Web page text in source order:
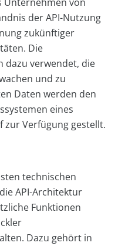
der API-Nutzung
zukünftiger
Die
dazu verwendet, die
und zu
Daten werden den
eines
zur Verfügung gestellt.
technischen
API-Architektur
Funktionen
Dazu gehört in